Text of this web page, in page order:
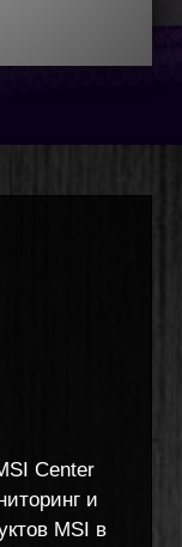
Center
и
MSI в